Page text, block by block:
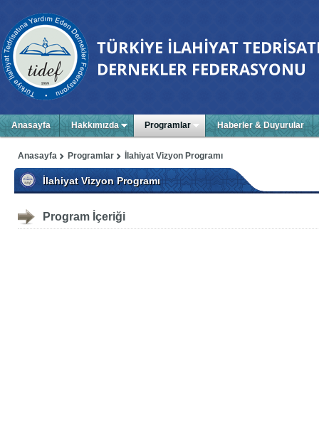
Anasayfa Hakkımızda Programlar Haberler & Duyurular
İlahiyat Vizyon Programı
Programlar
Anasayfa
İlahiyat Vizyon Programı
Program İçeriği